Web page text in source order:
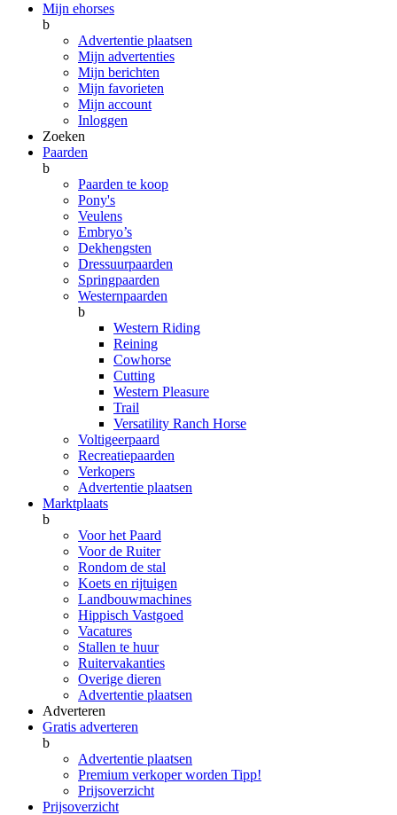
Mijn ehorses
b
Advertentie plaatsen
Mijn advertenties
Mijn berichten
Mijn favorieten
Mijn account
Inloggen
Zoeken
Paarden
b
Paarden te koop
Pony's
Veulens
Embryo’s
Dekhengsten
Dressuurpaarden
Springpaarden
Westernpaarden
b
Western Riding
Reining
Cowhorse
Cutting
Western Pleasure
Trail
Versatility Ranch Horse
Voltigeerpaard
Recreatiepaarden
Verkopers
Advertentie plaatsen
Marktplaats
b
Voor het Paard
Voor de Ruiter
Rondom de stal
Koets en rijtuigen
Landbouwmachines
Hippisch Vastgoed
Vacatures
Stallen te huur
Ruitervakanties
Overige dieren
Advertentie plaatsen
Adverteren
Gratis adverteren
b
Advertentie plaatsen
Premium verkoper worden Tipp!
Prijsoverzicht
Prijsoverzicht